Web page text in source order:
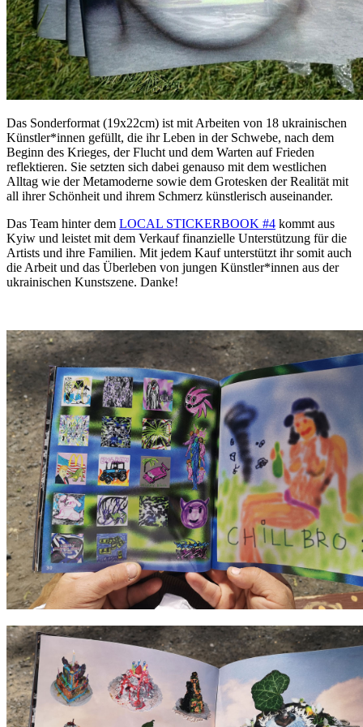
Das Sonderformat (19x22cm) ist mit Arbeiten von 18 ukrainischen
Künstler*innen gefüllt, die ihr Leben in der Schwebe, nach dem
Beginn des Krieges, der Flucht und dem Warten auf Frieden
reflektieren. Sie setzten sich dabei genauso mit dem westlichen
Alltag wie der Metamoderne sowie dem Grotesken der Realität mit
all ihrer Schönheit und ihrem Schmerz künstlerisch auseinander.
Das Team hinter dem LOCAL STICKERBOOK #4 kommt aus
Kyiw und leistet mit dem Verkauf finanzielle Unterstützung für die
Artists und ihre Familien. Mit jedem Kauf unterstützt ihr somit auch
die Arbeit und das Überleben von jungen Künstler*innen aus der
ukrainischen Kunstszene. Danke!